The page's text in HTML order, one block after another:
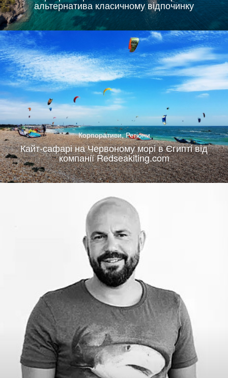
альтернатива класичному відпочинку
Корпоративи,Регіони
Кайт-сафарі на Червоному морі в Єгипті від
компанії Redseakiting.com